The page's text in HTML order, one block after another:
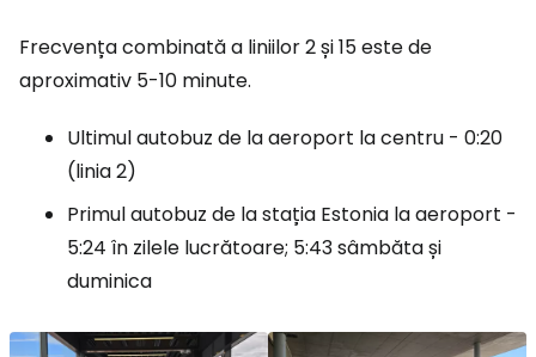
Frecvența combinată a liniilor 2 și 15 este de
aproximativ 5-10 minute.
Ultimul autobuz de la aeroport la centru - 0:20
(linia 2)
Primul autobuz de la stația Estonia la aeroport -
5:24 în zilele lucrătoare; 5:43 sâmbăta și
duminica